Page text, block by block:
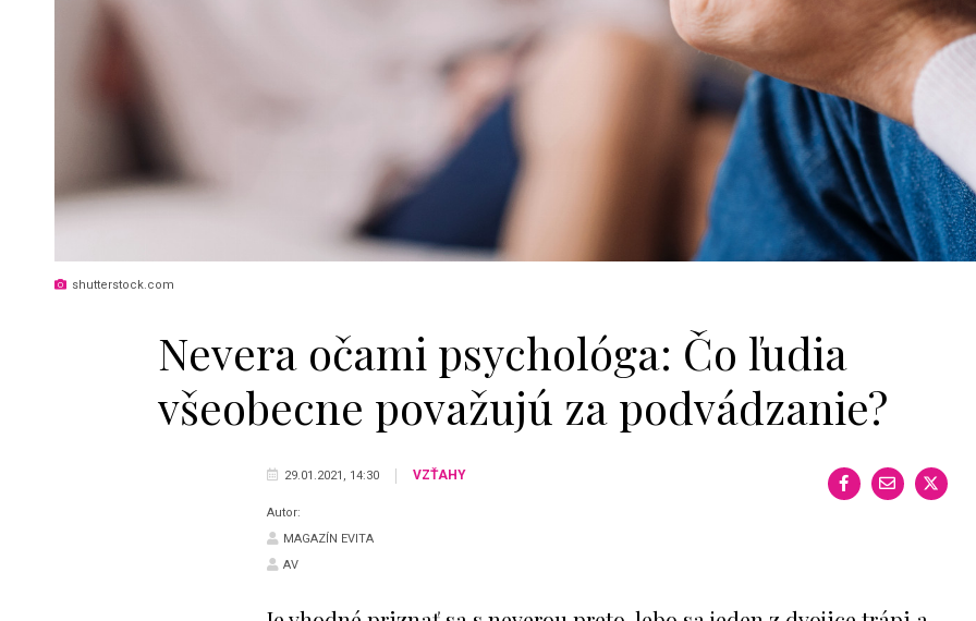
shutterstock.com
Nevera očami psychológa: Čo ľudia
všeobecne považujú za podvádzanie?
29.01.2021, 14:30 VZŤAHY
Autor:
MAGAZÍN EVITA
AV